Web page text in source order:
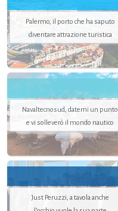
Palermo, il porto che ha saputo
diventare attrazione turistica
Navaltecnosud, datemi un punto
e vi solleverò il mondo nautico
Just Peruzzi, a tavola anche